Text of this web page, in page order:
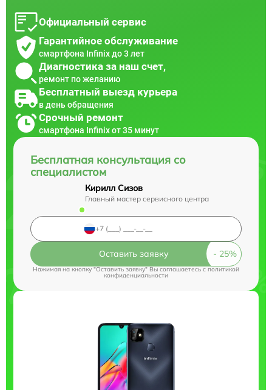
Официальный сервис
Гарантийное обслуживание
смартфона Infinix до 3 лет
Диагностика за наш счет,
ремонт по желанию
Бесплатный выезд курьера
в день обращения
Срочный ремонт
смартфона Infinix от 35 минут
Бесплатная консультация со
специалистом
Кирилл Сизов
Главный мастер сервисного центра
Оставить заявку
Нажимая на кнопку "Оставить заявку" Вы соглашаетесь cполитикой
конфиденциальности